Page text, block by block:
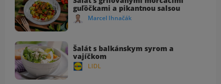
guľôčkami a pikantnou salsou
Marcel Ihnačák
Šalát s balkánskym syrom a
vajíčkom
LIDL